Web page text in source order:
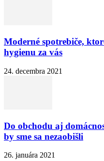
Moderné spotrebiče,
hygienu za vás
24. decembra 2021
Do obchodu aj
by sme sa nezaobišli
26. januára 2021